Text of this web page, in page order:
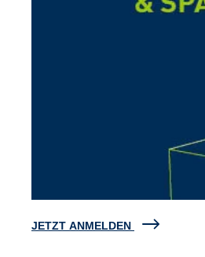
JETZT ANMELDEN